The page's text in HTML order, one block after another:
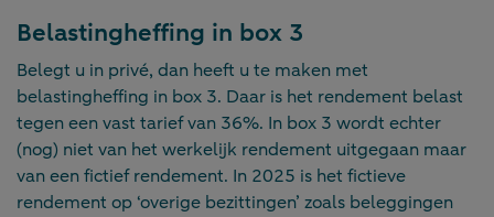
Belastingheffing in box 3
Belegt u in privé, dan heeft u te maken met
belastingheffing in box 3. Daar is het rendement belast
tegen een vast tarief van 36%. In box 3 wordt echter
(nog) niet van het werkelijk rendement uitgegaan maar
van een fictief rendement. In 2025 is het fictieve
rendement op ‘overige bezittingen’ zoals beleggingen